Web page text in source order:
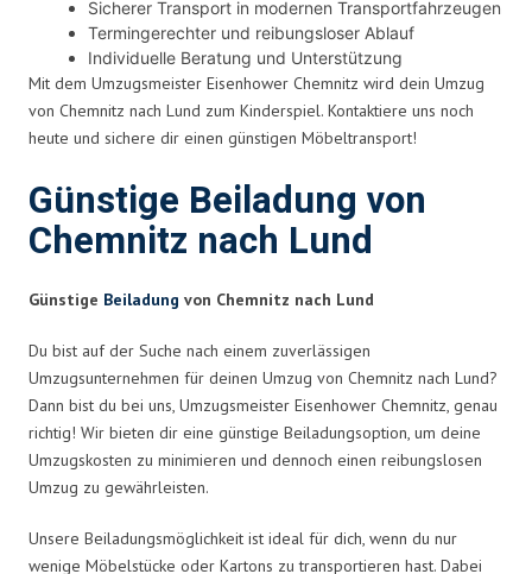
Sicherer Transport in modernen Transportfahrzeugen
Termingerechter und reibungsloser Ablauf
Individuelle Beratung und Unterstützung
Mit dem Umzugsmeister Eisenhower Chemnitz wird dein Umzug
von Chemnitz nach Lund zum Kinderspiel. Kontaktiere uns noch
heute und sichere dir einen günstigen Möbeltransport!
Günstige Beiladung von
Chemnitz nach Lund
Günstige Beiladung von Chemnitz nach Lund
Du bist auf der Suche nach einem zuverlässigen
Umzugsunternehmen für deinen Umzug von Chemnitz nach Lund?
Dann bist du bei uns, Umzugsmeister Eisenhower Chemnitz, genau
richtig! Wir bieten dir eine günstige Beiladungsoption, um deine
Umzugskosten zu minimieren und dennoch einen reibungslosen
Umzug zu gewährleisten.
Unsere Beiladungsmöglichkeit ist ideal für dich, wenn du nur
wenige Möbelstücke oder Kartons zu transportieren hast. Dabei